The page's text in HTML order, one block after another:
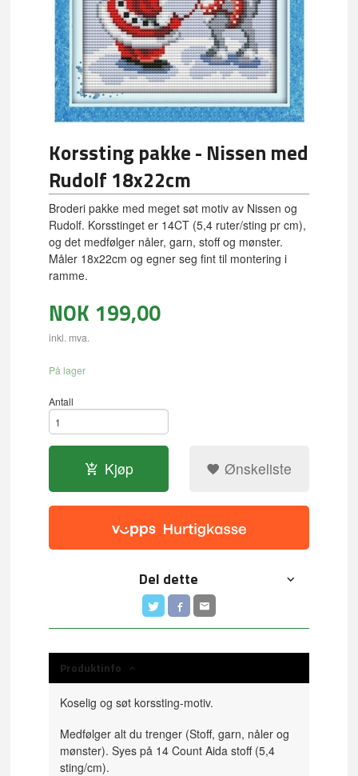
Korssting pakke - Nissen med
Rudolf 18x22cm
Broderi pakke med meget søt motiv av Nissen og
Rudolf. Korsstinget er 14CT (5,4 ruter/sting pr cm),
og det medfølger nåler, garn, stoff og mønster.
Måler 18x22cm og egner seg fint til montering i
ramme.
NOK 199,00
inkl. mva.
På lager
Antall
Kjøp Ønskeliste
Del dette
Produktinfo
Koselig og søt korssting-motiv.
Medfølger alt du trenger (Stoff, garn, nåler og
mønster). Syes på 14 Count Aida stoff (5,4
sting/cm).